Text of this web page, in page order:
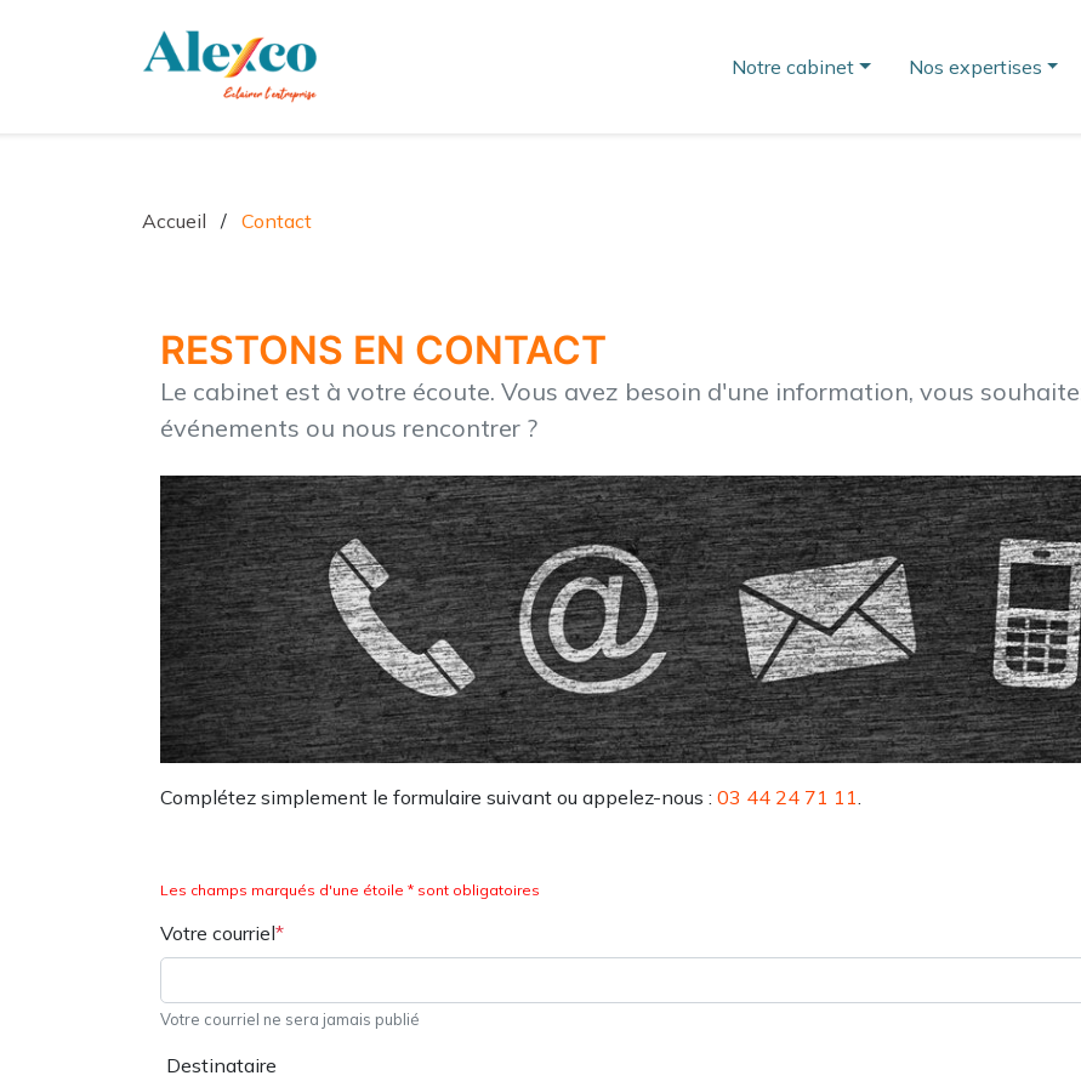
Notre cabinet Nos expertises
Accueil / Contact
RESTONS EN CONTACT
Le cabinet est à votre écoute. Vous avez besoin d'une information, vous
événements ou nous rencontrer ?
Complétez simplement le formulaire suivant ou appelez-nous : 03 44 24 71 11
Les champs marqués d'une étoile * sont obligatoires
Votre courriel
Votre courriel ne sera jamais publié
Destinataire